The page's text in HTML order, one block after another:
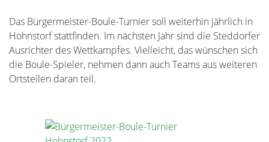
Das Bürgermeister-Boule-Turnier soll weiterhin jährlich in
Hohnstorf stattfinden. Im nächsten Jahr sind die Steddorfer
Ausrichter des Wettkampfes. Vielleicht, das wünschen sich
die Boule-Spieler, nehmen dann auch Teams aus weiteren
Ortsteilen daran teil.